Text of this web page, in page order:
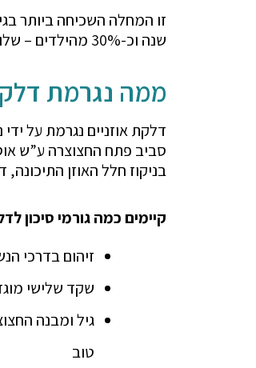
שנה וכ-30% מהילדים – שלושה אירועים או יותר עד גיל 3 שנים.
ממה נגרמת
דלקת אוזניים נגרמת על
סביב פתח החצוצרה ע”ש
בניקוז חלל האוזן
קיימים כמה גורמי סיכון
זיהום בדרכי
שקד שלישי
גיל ומבנה
טוב